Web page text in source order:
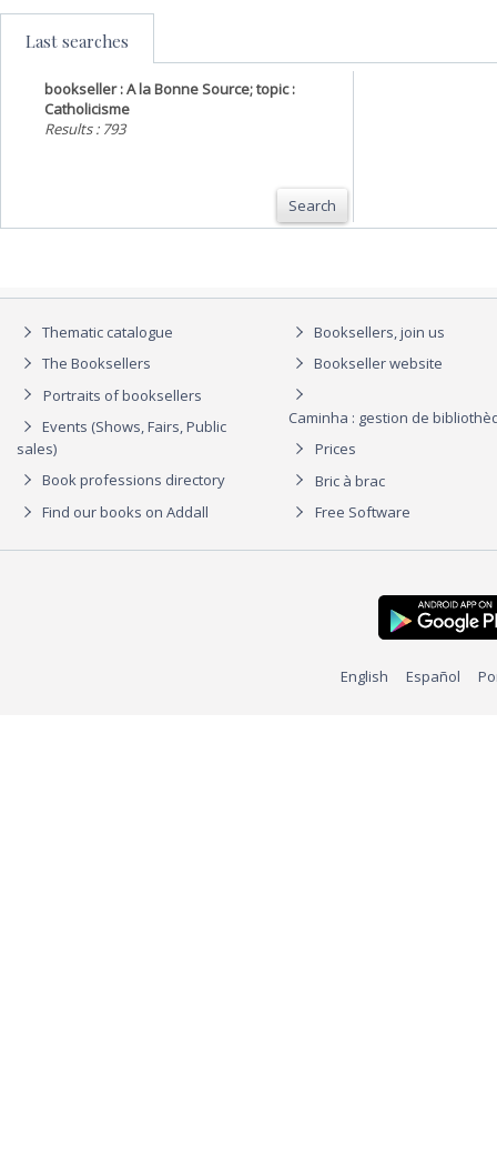
Last searches
bookseller : A la Bonne Source; topic :
Catholicisme
Results : 793
Search
Thematic catalogue
The Booksellers
Portraits of booksellers
Events (Shows, Fairs, Public
sales)
Book professions directory
Find our books on Addall
Booksellers, join us
Bookseller website
Caminha : gestion de
Prices
Bric à brac
Free Software
English Español